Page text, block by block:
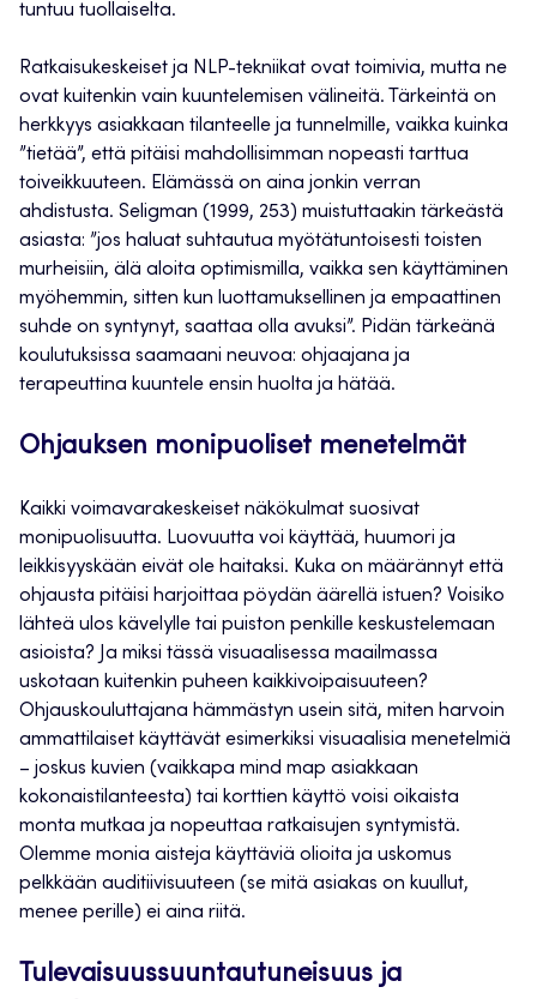
tuntuu tuollaiselta.
Ratkaisukeskeiset ja NLP-tekniikat ovat toimivia, mutta ne
ovat kuitenkin vain kuuntelemisen välineitä. Tärkeintä on
herkkyys asiakkaan tilanteelle ja tunnelmille, vaikka kuinka
”tietää”, että pitäisi mahdollisimman nopeasti tarttua
toiveikkuuteen. Elämässä on aina jonkin verran
ahdistusta. Seligman (1999, 253) muistuttaakin tärkeästä
asiasta: ”jos haluat suhtautua myötätuntoisesti toisten
murheisiin, älä aloita optimismilla, vaikka sen käyttäminen
myöhemmin, sitten kun luottamuksellinen ja empaattinen
suhde on syntynyt, saattaa olla avuksi”. Pidän tärkeänä
koulutuksissa saamaani neuvoa: ohjaajana ja
terapeuttina kuuntele ensin huolta ja hätää.
Ohjauksen monipuoliset menetelmät
Kaikki voimavarakeskeiset näkökulmat suosivat
monipuolisuutta. Luovuutta voi käyttää, huumori ja
leikkisyyskään eivät ole haitaksi. Kuka on määrännyt että
ohjausta pitäisi harjoittaa pöydän äärellä istuen? Voisiko
lähteä ulos kävelylle tai puiston penkille keskustelemaan
asioista? Ja miksi tässä visuaalisessa maailmassa
uskotaan kuitenkin puheen kaikkivoipaisuuteen?
Ohjauskouluttajana hämmästyn usein sitä, miten harvoin
ammattilaiset käyttävät esimerkiksi visuaalisia menetelmiä
– joskus kuvien (vaikkapa mind map asiakkaan
kokonaistilanteesta) tai korttien käyttö voisi oikaista
monta mutkaa ja nopeuttaa ratkaisujen syntymistä.
Olemme monia aisteja käyttäviä olioita ja uskomus
pelkkään auditiivisuuteen (se mitä asiakas on kuullut,
menee perille) ei aina riitä.
Tulevaisuussuuntautuneisuus ja